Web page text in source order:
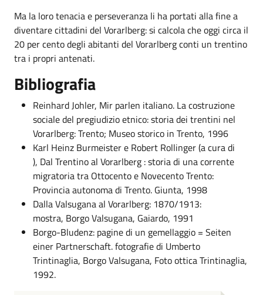
Ma la loro tenacia e perseveranza li ha portati alla fine a
diventare cittadini del Vorarlberg: si calcola che oggi circa il
20 per cento degli abitanti del Vorarlberg conti un trentino
tra i propri antenati.
Bibliografia
Reinhard Johler, Mir parlen italiano. La costruzione
sociale del pregiudizio etnico: storia dei trentini nel
Vorarlberg: Trento; Museo storico in Trento, 1996
Karl Heinz Burmeister e Robert Rollinger (a cura di
), Dal Trentino al Vorarlberg : storia di una corrente
migratoria tra Ottocento e Novecento Trento:
Provincia autonoma di Trento. Giunta, 1998
Dalla Valsugana al Vorarlberg: 1870/1913:
mostra, Borgo Valsugana, Gaiardo, 1991
Borgo-Bludenz: pagine di un gemellaggio = Seiten
einer Partnerschaft. fotografie di Umberto
Trintinaglia, Borgo Valsugana, Foto ottica Trintinaglia,
1992.